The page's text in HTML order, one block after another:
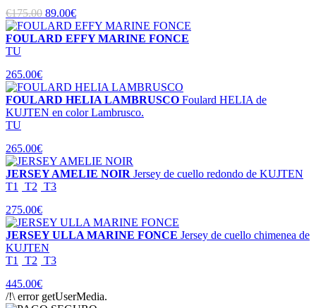
€175.00 89.00€
FOULARD EFFY MARINE FONCE
TU
265.00€
FOULARD HELIA LAMBRUSCO Foulard HELIA de
KUJTEN en color Lambrusco.
TU
265.00€
JERSEY AMELIE NOIR Jersey de cuello redondo de KUJTEN
T1
T2 T3
275.00€
JERSEY ULLA MARINE FONCE Jersey de cuello chimenea de
KUJTEN
T1
T2 T3
445.00€
/!\ error getUserMedia.